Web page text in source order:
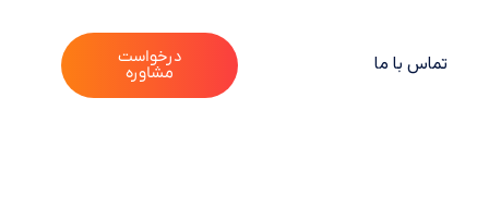
تماس با ما درخواست
مشاوره